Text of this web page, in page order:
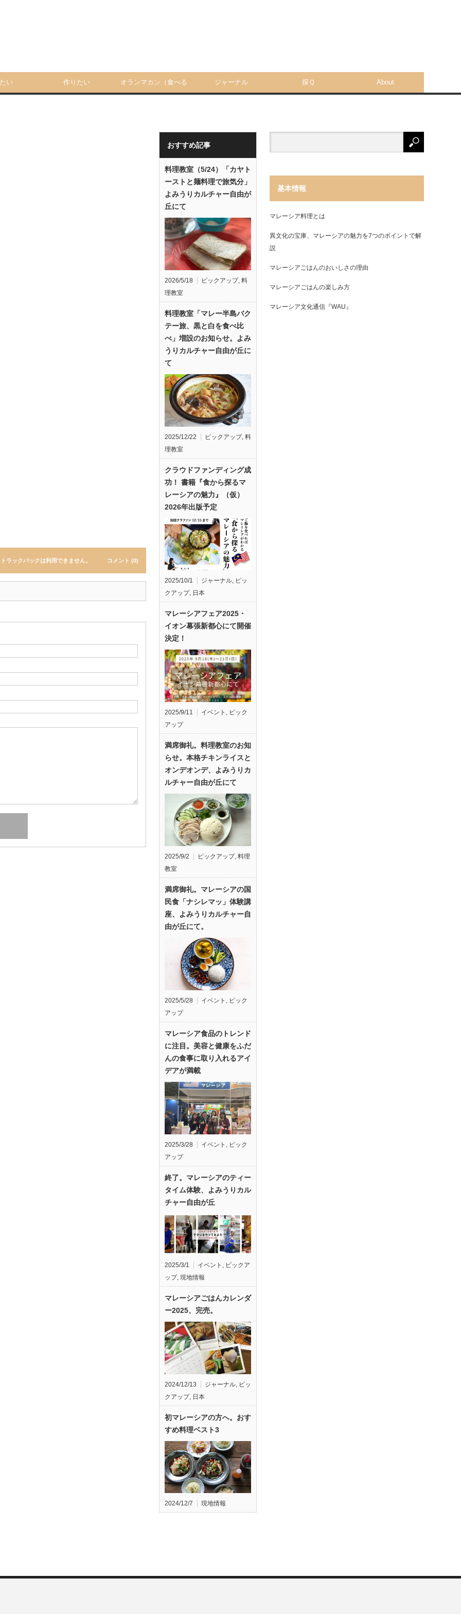
い 作りたい オランマカン（食べる ジャーナル 探Ｑ About
トラックバックは利用できません。 コメント (0)
おすすめ記事
料理教室（5/24）「カヤト
ーストと麺料理で旅気分」
よみうりカルチャー自由が
丘にて
2026/5/18 ピックアップ, 料
理教室
料理教室「マレー半島バク
テー旅、黒と白を食べ比
べ」増設のお知らせ。よみ
うりカルチャー自由が丘に
て
2025/12/22 ピックアップ, 料
理教室
クラウドファンディング成
功！ 書籍『食から探るマ
レーシアの魅力』（仮）
2026年出版予定
2025/10/1 ジャーナル, ピッ
クアップ, 日本
マレーシアフェア2025・
イオン幕張新都心にて開催
決定！
2025/9/11 イベント , ピック
アップ
満席御礼。料理教室のお知
らせ。本格チキンライスと
オンデオンデ、よみうりカ
ルチャー自由が丘にて
2025/9/2 ピックアップ, 料理
教室
満席御礼。マレーシアの国
民食「ナシレマッ」体験講
座、よみうりカルチャー自
由が丘にて。
2025/5/28 イベント , ピック
アップ
マレーシア食品のトレンド
に注目。美容と健康をふだ
んの食事に取り入れるアイ
デアが満載
2025/3/28 イベント
ピック
アップ
終了。マレーシアのティー
タイム体験、よみうりカル
チャー自由が丘
2025/3/1 イベント , ピックア
ップ, 現地情報
マレーシアごはんカレンダ
ー2025、完売。
2024/12/13 ジャーナル ピッ
クアップ, 日本
初マレーシアの方へ。おす
すめ料理ベスト3
2024/12/7 現地情報
基本情報
マレーシア料理とは
異文化の宝庫、マレーシアの魅力を7つのポイントで解
説
マレーシアごはんのおいしさの理由
マレーシアごはんの楽しみ方
マレーシア文化通信『WAU』